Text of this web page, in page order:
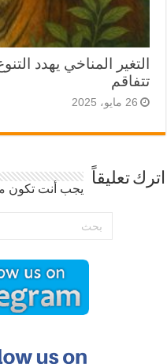
التغير المناخي يهدد
تتفاقم
26 مايو، 2025
اترك تعليقاً
يجب أنت تكون